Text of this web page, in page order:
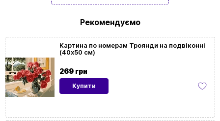
картини
40x50
Орієнтація
Горизонтальна
Рекомендуємо
269 грн
Картина по номерам Троянди на подвіконні
(40х50 см)
Купити